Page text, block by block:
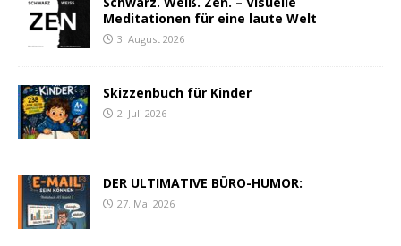
Meditationen für eine laute Welt
3. August 2026
Skizzenbuch für Kinder
2. Juli 2026
DER ULTIMATIVE BÜRO-HUMOR:
27. Mai 2026